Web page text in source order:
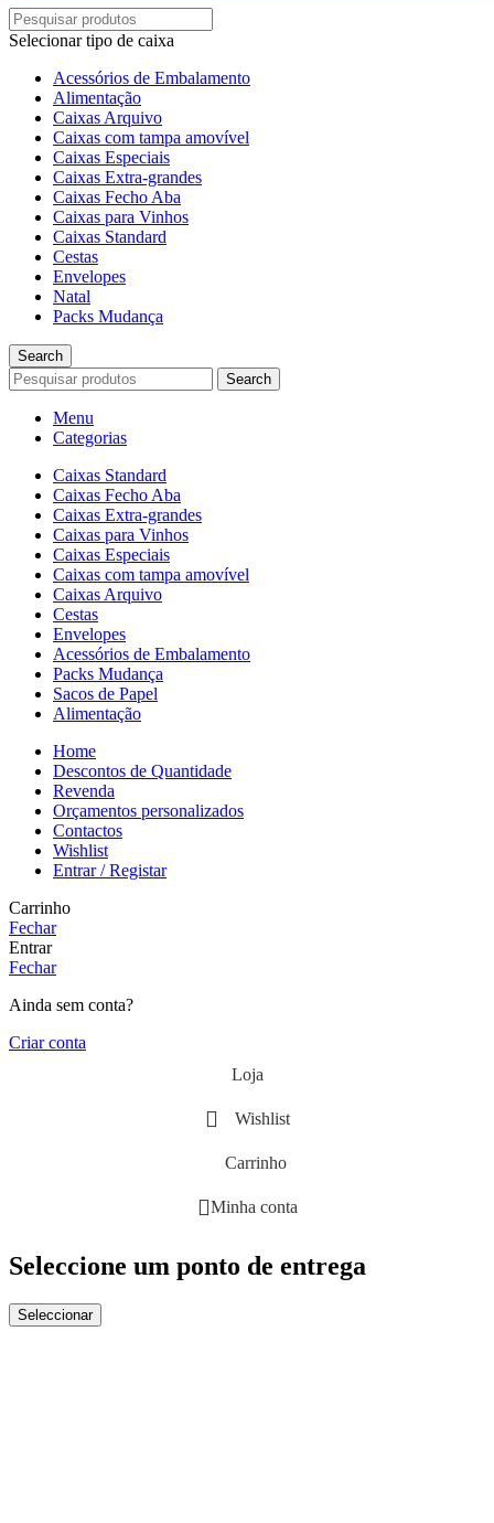
Selecionar tipo de caixa
Acessórios de Embalamento
Alimentação
Caixas Arquivo
Caixas com tampa amovível
Caixas Especiais
Caixas Extra-grandes
Caixas Fecho Aba
Caixas para Vinhos
Caixas Standard
Cestas
Envelopes
Natal
Packs Mudança
Search
Search
Menu
Categorias
Caixas Standard
Caixas Fecho Aba
Caixas Extra-grandes
Caixas para Vinhos
Caixas Especiais
Caixas com tampa amovível
Caixas Arquivo
Cestas
Envelopes
Acessórios de Embalamento
Packs Mudança
Sacos de Papel
Alimentação
Home
Descontos de Quantidade
Revenda
Orçamentos personalizados
Contactos
Wishlist
Entrar / Registar
Carrinho
Fechar
Entrar
Fechar
Ainda sem conta?
Criar conta
Loja
Wishlist
Carrinho
Minha conta
Seleccione um ponto de entrega
Seleccionar